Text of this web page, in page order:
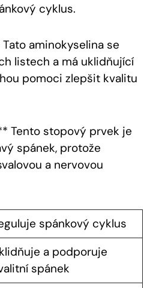
cyklus.
aminokyselina se
listech a má uklidňující
pomoci zlepšit kvalitu
Tento stopový prvek je
spánek, protože
a nervovou
spánkový cyklus
a podporuje
spánek